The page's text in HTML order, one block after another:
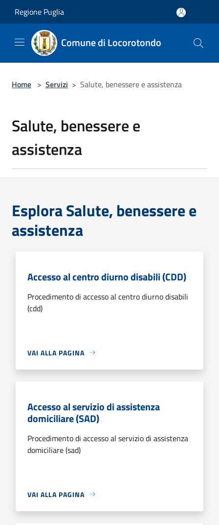
Regione Puglia
Comune di Locorotondo
Home > Servizi > Salute, benessere e assistenza
Salute, benessere e
assistenza
Esplora Salute, benessere e
assistenza
Accesso al centro diurno disabili (CDD)
Procedimento di accesso al centro diurno disabili
(cdd)
VAI ALLA PAGINA
Accesso al servizio di assistenza
domiciliare (SAD)
Procedimento di accesso al servizio di assistenza
domiciliare (sad)
VAI ALLA PAGINA